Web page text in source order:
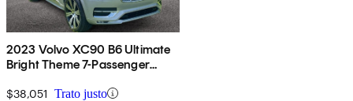
2023 Volvo XC90 B6 Ultimate
Bright Theme 7-Passenger
$38,051 Trato justo